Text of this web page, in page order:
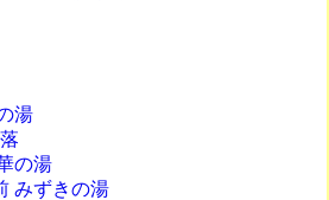
湯
の湯
みずきの湯